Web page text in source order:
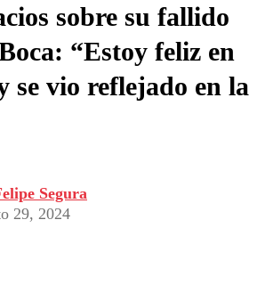
sobre su fallido
“Estoy feliz en
se vio reflejado en la
Segura
29, 2024